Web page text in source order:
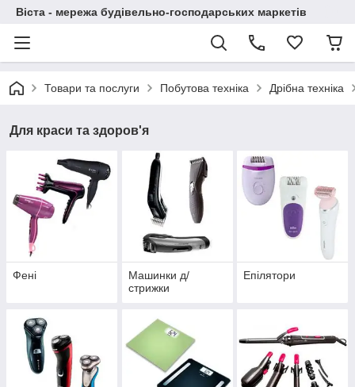
Віста - мережа будівельно-господарських маркетів
Товари та послуги Побутова техніка Дрібна техніка
Для краси та здоров'я
Фені
Машинки д/
стрижки
Епілятори